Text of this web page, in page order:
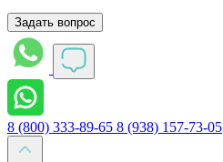
Задать вопрос
8 (800) 333-89-65 8 (938) 157-73-05